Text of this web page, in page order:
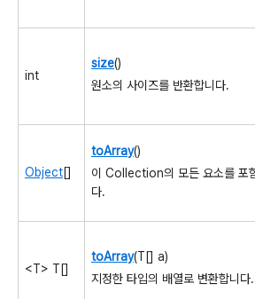
int
size()
원소의 사이즈를 반환합니다.
Object[]
toArray()
이 Collection의 모든 요소를 포
다.
<T> T[]
toArray(T[] a)
지정한 타입의 배열로 변환합니다.